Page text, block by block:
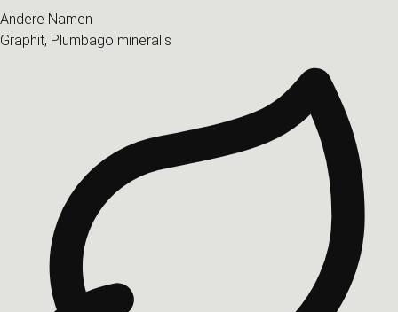
Andere Namen
Graphit, Plumbago mineralis